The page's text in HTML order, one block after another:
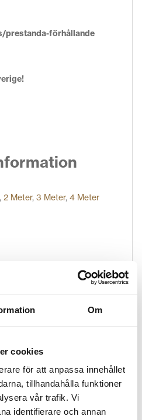
Om
cookies
för att anpassa innehållet
tillhandahålla funktioner
vår trafik. Vi
identifierare och annan
prestanda-förhållande
, 2 Meter, 3 Meter, 4 Meter
som fokuserar på
och tillbehör. Med deras
överlägsen ljudkvalitet
Supra Cables
material och avancerade
säkerställa en ren och
Deras kablar är
till elektrisk integritet och